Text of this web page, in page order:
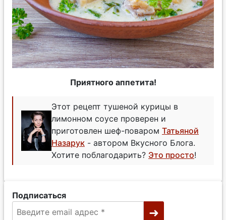
Приятного аппетита!
Этот рецепт тушеной курицы в
лимонном соусе проверен и
приготовлен шеф-поваром Татьяной
Назарук - автором Вкусного Блога.
Хотите поблагодарить? Это просто!
Подписаться